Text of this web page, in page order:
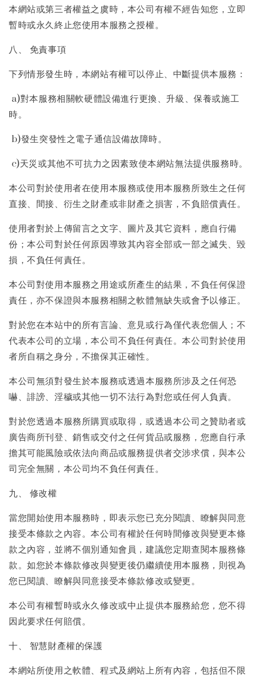
本網站或第三者權益之虞時，本公司有權不經告知您，立即
暫時或永久終止您使用本服務之授權。
八、 免責事項
下列情形發生時，本網站有權可以停止、中斷提供本服務：
a)對本服務相關軟硬體設備進行更換、升級、保養或施工
時。
b)發生突發性之電子通信設備故障時。
c)天災或其他不可抗力之因素致使本網站無法提供服務時。
本公司對於使用者在使用本服務或使用本服務所致生之任何
直接、間接、衍生之財產或非財產之損害，不負賠償責任。
使用者對於上傳留言之文字、圖片及其它資料，應自行備
份；本公司對於任何原因導致其內容全部或一部之滅失、毀
損，不負任何責任。
本公司對使用本服務之用途或所產生的結果，不負任何保證
責任，亦不保證與本服務相關之軟體無缺失或會予以修正。
對於您在本站中的所有言論、意見或行為僅代表您個人；不
代表本公司的立場，本公司不負任何責任。本公司對於使用
者所自稱之身分，不擔保其正確性。
本公司無須對發生於本服務或透過本服務所涉及之任何恐
嚇、誹謗、淫穢或其他一切不法行為對您或任何人負責。
對於您透過本服務所購買或取得，或透過本公司之贊助者或
廣告商所刊登、銷售或交付之任何貨品或服務，您應自行承
擔其可能風險或依法向商品或服務提供者交涉求償，與本公
司完全無關，本公司均不負任何責任。
九、 修改權
當您開始使用本服務時，即表示您已充分閱讀、瞭解與同意
接受本條款之內容。本公司有權於任何時間修改與變更本條
款之內容，並將不個別通知會員，建議您定期查閱本服務條
款。如您於本條款修改與變更後仍繼續使用本服務，則視為
您已閱讀、瞭解與同意接受本條款修改或變更。
本公司有權暫時或永久修改或中止提供本服務給您，您不得
因此要求任何賠償。
十、 智慧財產權的保護
本網站所使用之軟體、程式及網站上所有內容，包括但不限